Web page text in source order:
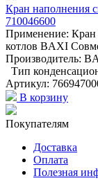
Кран наполнения
710046600
Применение: Кран
котлов BAXI
Производитель:
Тип
Артикул:
В корзину
Покупателям
Доставка
Оплата
Полезная